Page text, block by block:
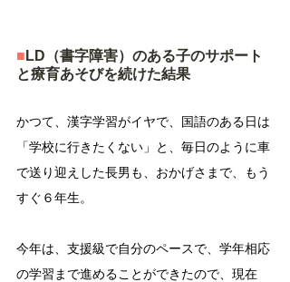
■ LD（書字障害）のある子のサポート
と療育あそびを続けた結果
かつて、漢字学習がイヤで、国語のある日は
「学校に行きたくない」と、毎日のように車
で送り迎えした長男も、おかげさまで、もう
すぐ６年生。
今年は、支援級で自分のペースで、学年相応
の学習まで進めることができたので、現在